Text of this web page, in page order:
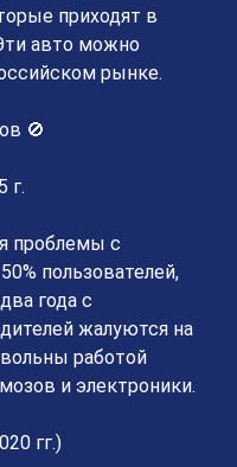
приходят в
авто можно
рынке.
🚫
г.
проблемы с
пользователей,
года с
жалуются на
работой
и электроники.
гг.)